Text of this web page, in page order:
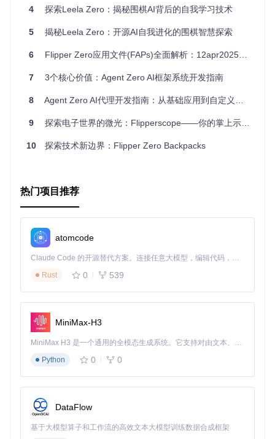
总之，Metamath Zero 是一个值得探索的项目，无论你是研究
形式逻辑的学者，还是对证明编译器感兴趣的开发者，或者是
寻找安全验证解决方案的工程师，这里都有你想要的东西。立
即体验 mm0-rs vscode-mm0的集成开发环境，开启你的证
明之旅吧！
4 探索Leela Zero：揭秘围棋AI背后的自我学习技术
5 揭秘Leela Zero：开源AI自我进化的围棋智慧探索
6 Flipper Zero应用文件(FAPs)全面解析：12apr2025版本发布
7 3个核心价值：Agent Zero AI框架系统开发指南
8 Agent Zero AI代理开发指南：从基础应用到自定义工具构建
9 探索电子世界的微光：Flipperscope——你的掌上示波器
10 探索技术新边界：Flipper Zero Backpacks
热门项目推荐
atomcode
Claude Code 的开源替代方案。连接任意大模型，编辑代码，运行命令，自动验证 — 全自动执行。用 Rust 构建，极致性能。 ｜ An open-source alternative to Claude Code. Connect any LLM, edit code, run commands, and verify changes — autonomously. Built in Rust for speed. Get Started
Rust
0 539
MiniMax-H3
MiniMax H3 是一个通用的全模态生成系统。它支持对由文本、图像、视频和音频组成的多模态上下文进行统一理解，并能生成分辨率高达 2K、时长可达 15 秒的带原生立体声音频的视频。得益于面向任务泛化的系统设计，H3 在预训练阶段就已具备广泛的多模态上下文理解与生成能力，能够出色地执行复杂的多模态指令。
Python
0 0
DataFlow
基于大模型算子和工作流的高效文本大模型训练数据合成框架